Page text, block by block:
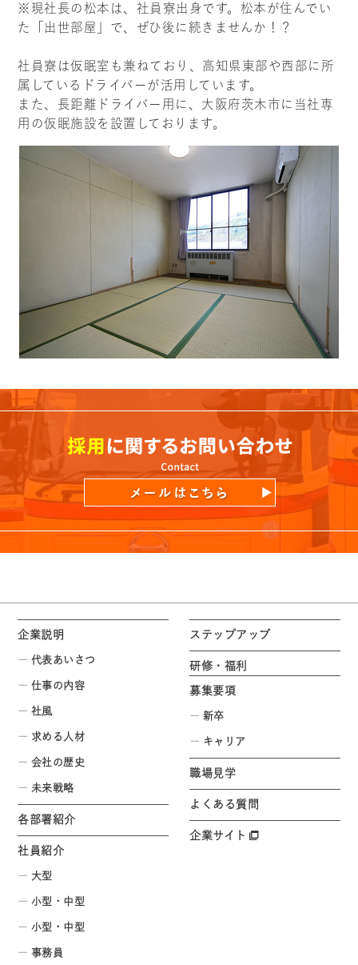
※現社長の松本は、社員寮出身です。松本が住んでい
た「出世部屋」で、ぜひ後に続きませんか！？
社員寮は仮眠室も兼ねており、高知県東部や西部に所
属しているドライバーが活用しています。
また、長距離ドライバー用に、大阪府茨木市に当社専
用の仮眠施設を設置しております。
企業説明
代表あいさつ
仕事の内容
社風
求める人材
会社の歴史
未来戦略
各部署紹介
社員紹介
大型
小型・中型
小型・中型
事務員
ステップアップ
研修・福利
募集要項
新卒
キャリア
職場見学
よくある質問
企業サイト